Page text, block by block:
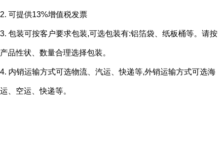
2. 可提供13%增值税发票
3. 包装可按客户要求包装,可选包装有:铝箔袋、纸板桶等。请按
产品性状、数量合理选择包装。
4. 内销运输方式可选物流、汽运、快递等,外销运输方式可选海
运、空运、快递等。